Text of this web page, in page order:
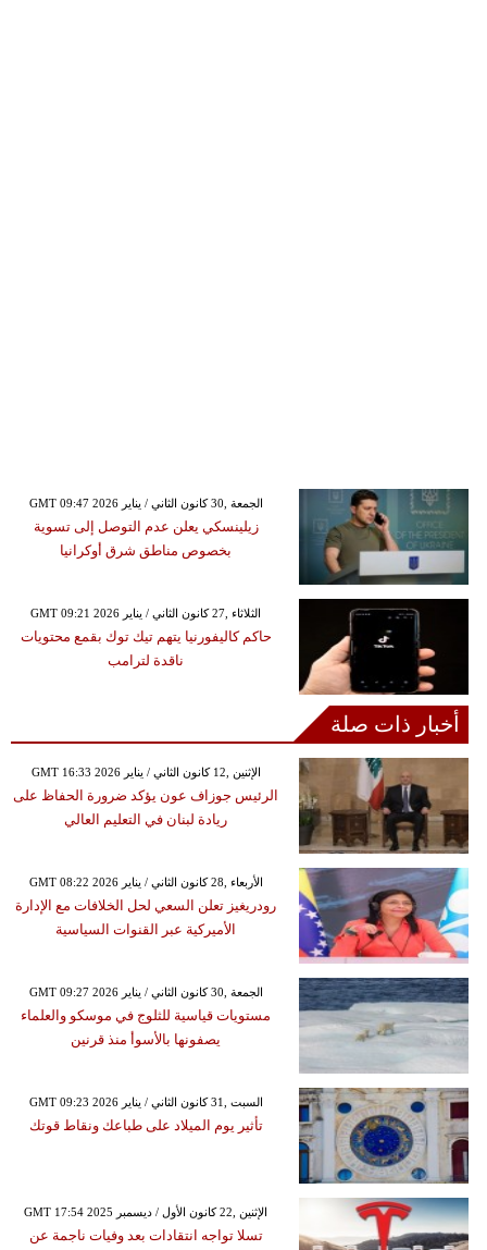
GMT 09:47 2026 الجمعة ,30 كانون الثاني / يناير
زيلينسكي يعلن عدم التوصل إلى تسوية
بخصوص مناطق شرق أوكرانيا
GMT 09:21 2026 الثلاثاء ,27 كانون الثاني / يناير
حاكم كاليفورنيا يتهم تيك توك بقمع محتويات
ناقدة لترامب
أخبار ذات صلة
GMT 16:33 2026 الإثنين ,12 كانون الثاني / يناير
الرئيس جوزاف عون يؤكد ضرورة الحفاظ على
ريادة لبنان في التعليم العالي
GMT 08:22 2026 الأربعاء ,28 كانون الثاني / يناير
رودريغيز تعلن السعي لحل الخلافات مع الإدارة
الأميركية عبر القنوات السياسية
GMT 09:27 2026 الجمعة ,30 كانون الثاني / يناير
مستويات قياسية للثلوج في موسكو والعلماء
يصفونها بالأسوأ منذ قرنين
GMT 09:23 2026 السبت ,31 كانون الثاني / يناير
تأثير يوم الميلاد على طباعك ونقاط قوتك
GMT 17:54 2025 الإثنين ,22 كانون الأول / ديسمبر
تسلا تواجه انتقادات بعد وفيات ناجمة عن